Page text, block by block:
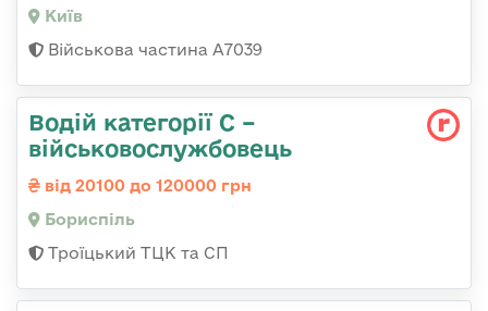
Київ
Військова частина А7039
Водій категорії С –
військовослужбовець
від 20100 до 120000 грн
Бориспіль
Троїцький ТЦК та СП